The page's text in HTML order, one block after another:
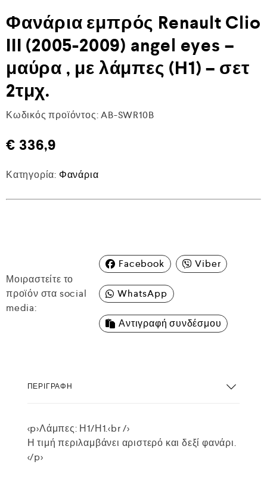
Φανάρια εμπρός Renault Clio
ΙΙΙ (2005-2009) angel eyes –
μαύρα , με λάμπες (Η1) – σετ
2τμχ.
Κωδικός προϊόντος: AB-SWR10B
€ 336,9
Κατηγορία: Φανάρια
Μοιραστείτε το
προϊόν στα social
media:
Facebook Viber
WhatsApp
Αντιγραφή συνδέσμου
ΠΕΡΙΓΡΑΦΉ
<p>Λάμπες: Η1/Η1.<br />
Η τιμή περιλαμβάνει αριστερό και δεξί φανάρι.
</p>